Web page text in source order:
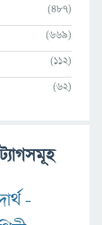
(487)
(669)
(112)
(62)
-